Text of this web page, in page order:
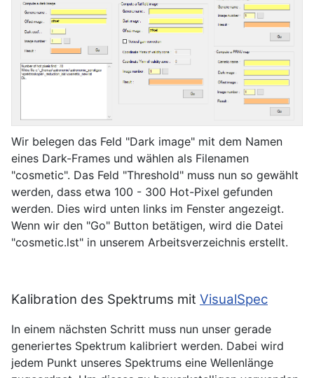
Wir belegen das Feld "Dark image" mit dem Namen
eines Dark-Frames und wählen als Filenamen
"cosmetic". Das Feld "Threshold" muss nun so gewählt
werden, dass etwa 100 - 300 Hot-Pixel gefunden
werden. Dies wird unten links im Fenster angezeigt.
Wenn wir den "Go" Button betätigen, wird die Datei
"cosmetic.lst" in unserem Arbeitsverzeichnis erstellt.
Kalibration des Spektrums mit VisualSpec
In einem nächsten Schritt muss nun unser gerade
generiertes Spektrum kalibriert werden. Dabei wird
jedem Punkt unseres Spektrums eine Wellenlänge